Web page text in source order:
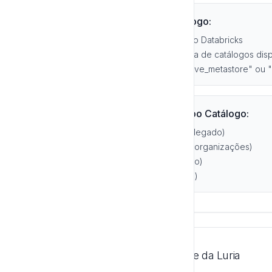
Como encontrar o nome do catálogo:
Acesse "Catalog" no menu lateral do Databricks
O nome do catálogo aparece na lista de catálogos
O catálogo padrão geralmente é "hive_metastore" ou
Exemplos de valores para o campo Catálogo:
(catálogo padrão/legado)
(catálogo padrão em algumas organizações)
(catálogo personalizado)
(catálogo personalizado)
5. Configurar Conexão na Interface da Luria